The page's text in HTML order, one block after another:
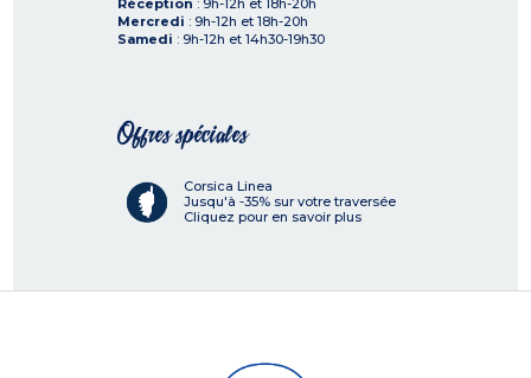
Réception : 9h-12h et 18h-20h
Mercredi : 9h-12h et 18h-20h
Samedi : 9h-12h et 14h30-19h30
Offres spéciales
Corsica Linea
Jusqu'à -35% sur votre traversée
Cliquez pour en savoir plus